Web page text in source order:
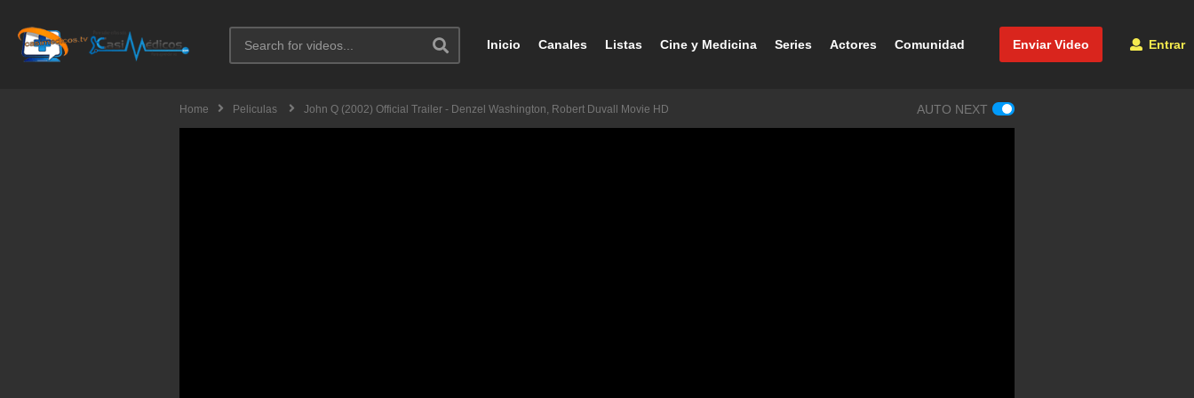
Enviar Video Entrar
Inicio Canales Listas Cine y Medicina Series Actores Comunidad
Home Peliculas John Q (2002) Official Trailer - Denzel Washington, Robert Duvall Movie HD AUTO NEXT